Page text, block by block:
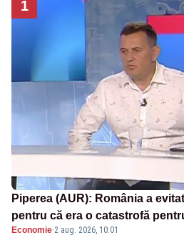
1
Piperea (AUR): România a
pentru că era o catastrofă
pensii
Economie·2 aug. 2026, 10:01